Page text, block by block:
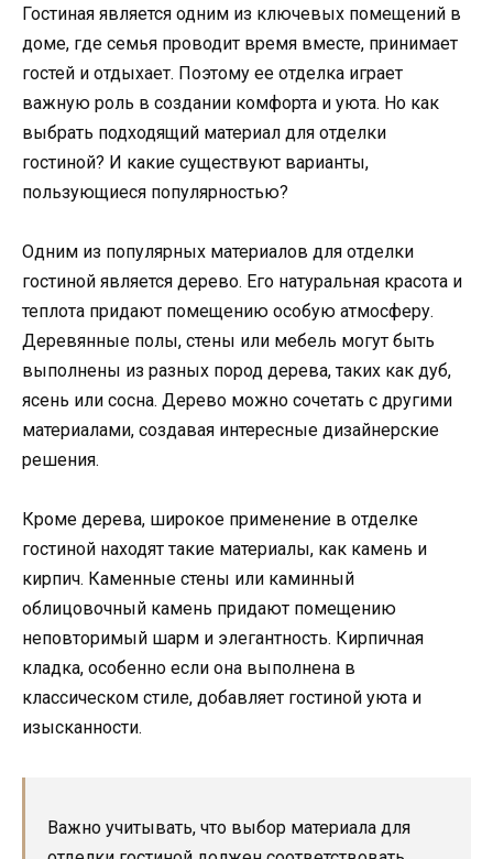
Гостиная является одним из ключевых помещений в
доме, где семья проводит время вместе, принимает
гостей и отдыхает. Поэтому ее отделка играет
важную роль в создании комфорта и уюта. Но как
выбрать подходящий материал для отделки
гостиной? И какие существуют варианты,
пользующиеся популярностью?
Одним из популярных материалов для отделки
гостиной является дерево. Его натуральная красота и
теплота придают помещению особую атмосферу.
Деревянные полы, стены или мебель могут быть
выполнены из разных пород дерева, таких как дуб,
ясень или сосна. Дерево можно сочетать с другими
материалами, создавая интересные дизайнерские
решения.
Кроме дерева, широкое применение в отделке
гостиной находят такие материалы, как камень и
кирпич. Каменные стены или каминный
облицовочный камень придают помещению
неповторимый шарм и элегантность. Кирпичная
кладка, особенно если она выполнена в
классическом стиле, добавляет гостиной уюта и
изысканности.
Важно учитывать, что выбор материала для